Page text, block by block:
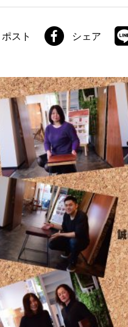
巧
の一枚板テーブル
の一枚板×異素材
グチェア
ブル脚
ポスト シェア